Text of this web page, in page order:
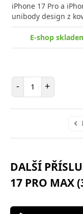
iPhone 17 Pro a
unibody design z
E-shop
- Počet položek
+
DALŠÍ
17 PRO MAX